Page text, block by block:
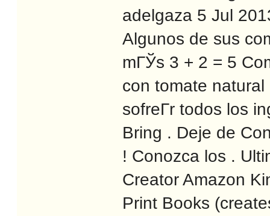
adelgaza 5 Jul
Algunos de sus
mГЎs 3 + 2 = 5
con tomate
sofreГ­r todos los
Bring . Deje de
! Conozca los .
Creator Amazon
Print Books